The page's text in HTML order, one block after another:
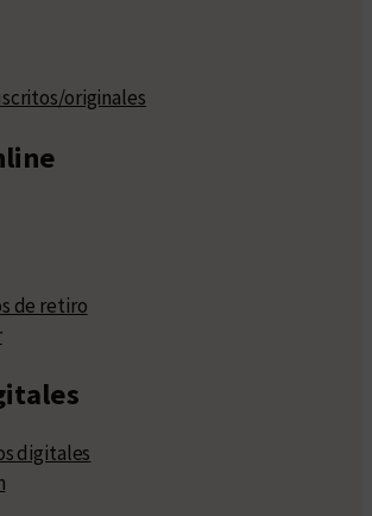
originales
de retiro
digitales